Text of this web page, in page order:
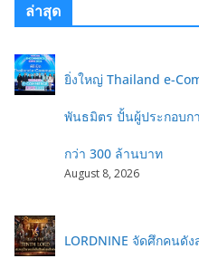
ล่าสุด
ยิ่งใหญ่ Thailand e-
พันธมิตร ปั้นผู้ประกอบก
กว่า 300 ล้านบาท
August 8, 2026
LORDNINE จัดศึกคนดั